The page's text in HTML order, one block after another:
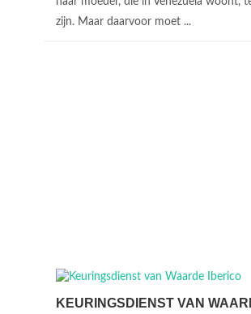
zijn. Maar daarvoor moet ...
KEURINGSDIENST VAN